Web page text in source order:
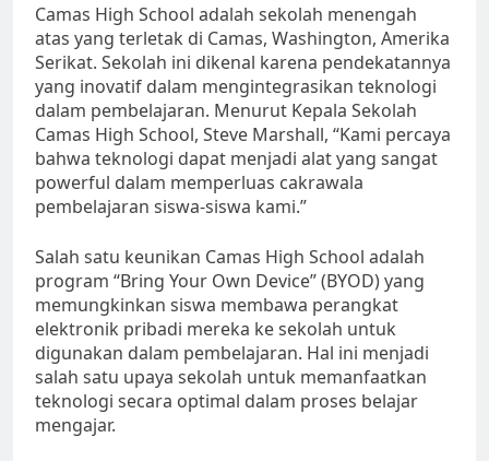
Camas High School adalah sekolah menengah
atas yang terletak di Camas, Washington, Amerika
Serikat. Sekolah ini dikenal karena pendekatannya
yang inovatif dalam mengintegrasikan teknologi
dalam pembelajaran. Menurut Kepala Sekolah
Camas High School, Steve Marshall, “Kami percaya
bahwa teknologi dapat menjadi alat yang sangat
powerful dalam memperluas cakrawala
pembelajaran siswa-siswa kami.”
Salah satu keunikan Camas High School adalah
program “Bring Your Own Device” (BYOD) yang
memungkinkan siswa membawa perangkat
elektronik pribadi mereka ke sekolah untuk
digunakan dalam pembelajaran. Hal ini menjadi
salah satu upaya sekolah untuk memanfaatkan
teknologi secara optimal dalam proses belajar
mengajar.